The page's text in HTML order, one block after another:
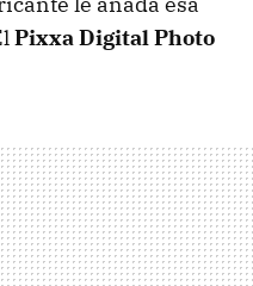
Pixxa Digital Photo